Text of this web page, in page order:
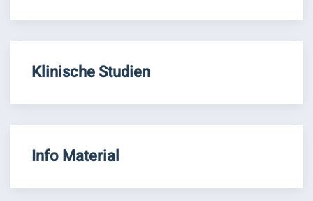
Klinische Studien
Info Material